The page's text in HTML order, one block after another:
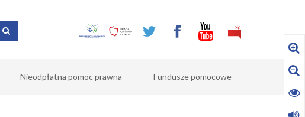
Nieodpłatna pomoc prawna Fundusze pomocowe